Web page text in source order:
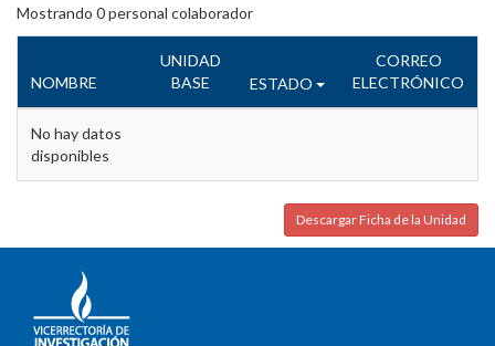
Mostrando 0personal colaborador
NOMBRE
UNIDAD
BASE
ESTADO
CORREO
ELECTRÓNICO
No hay datos
disponibles
Descargar Ficha de la Unidad